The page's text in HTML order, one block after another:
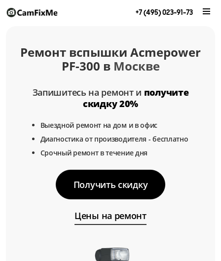
+7 (495) 023-91-73
Ремонт вспышки Acmepower
PF-300 в Москве
Запишитесь на ремонт и получите
скидку 20%
Выездной ремонт на дом и в офис
Диагностика от производителя - бесплатно
Срочный ремонт в течение дня
Получить скидку
Цены на ремонт